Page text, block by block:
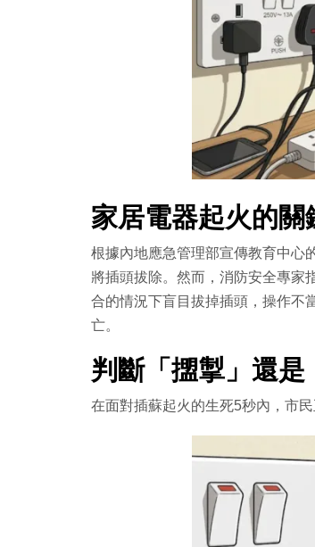
家居電器起火的關
根據內地應急管理部宣傳教育中心
將插頭拔除。然而，消防安全專家
合的情況下盲目拔掉插頭，操作不
亡。
判斷「擝掣」還
在面對插蘇起火的生死5秒內，市